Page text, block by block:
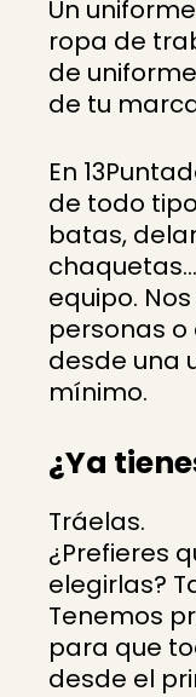
Un
ropa de
de
de tu
En
de todo
batas,
equipo.
personas o
desde una
mínimo.
¿Ya
Tráelas.
¿Prefieres
elegirlas?
Tenemos
para que
desde el